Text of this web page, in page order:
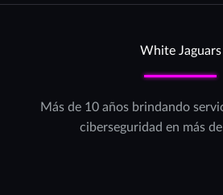
White Jaguars
Más de 10 años brindando
ciberseguridad en más